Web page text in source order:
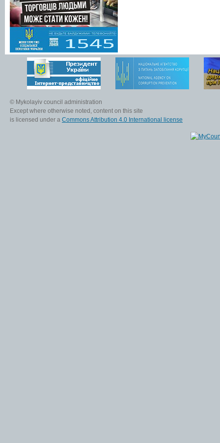
© Mykolayiv council administration
Except where otherwise noted, content on this site
is licensed under a Commons Attribution 4.0 International license